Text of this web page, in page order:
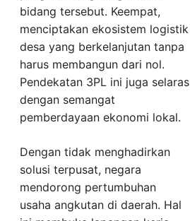
bidang tersebut. Keempat,
menciptakan ekosistem logistik
desa yang berkelanjutan tanpa
harus membangun dari nol.
Pendekatan 3PL ini juga selaras
dengan semangat
pemberdayaan ekonomi lokal.
Dengan tidak menghadirkan
solusi terpusat, negara
mendorong pertumbuhan
usaha angkutan di daerah. Hal